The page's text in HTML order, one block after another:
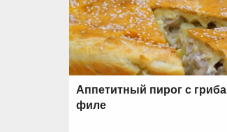
Аппетитный пирог с
филе